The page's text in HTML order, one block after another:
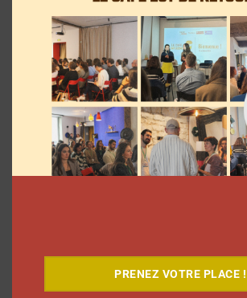
Découvrez notre documentaire
PRENEZ VOTRE PLACE !